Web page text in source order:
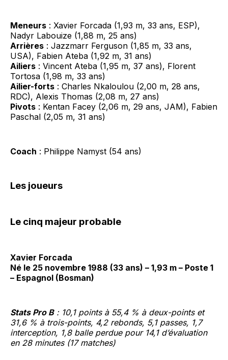
Meneurs : Xavier Forcada (1,93 m, 33 ans, ESP),
Nadyr Labouize (1,88 m, 25 ans)
Arrières : Jazzmarr Ferguson (1,85 m, 33 ans,
USA), Fabien Ateba (1,92 m, 31 ans)
Ailiers : Vincent Ateba (1,95 m, 37 ans), Florent
Tortosa (1,98 m, 33 ans)
Ailier-forts : Charles Nkaloulou (2,00 m, 28 ans,
RDC), Alexis Thomas (2,08 m, 27 ans)
Pivots : Kentan Facey (2,06 m, 29 ans, JAM), Fabien
Paschal (2,05 m, 31 ans)
Coach : Philippe Namyst (54 ans)
Les joueurs
Le cinq majeur probable
Xavier Forcada
Né le 25 novembre 1988 (33 ans) – 1,93 m – Poste 1
– Espagnol (Bosman)
Stats Pro B: 10,1 points à 55,4 % à deux-points et
31,6 % à trois-points, 4,2 rebonds, 5,1 passes, 1,7
interception, 1,8 balle perdue pour 14,1 d’évaluation
en 28 minutes (17 matches)